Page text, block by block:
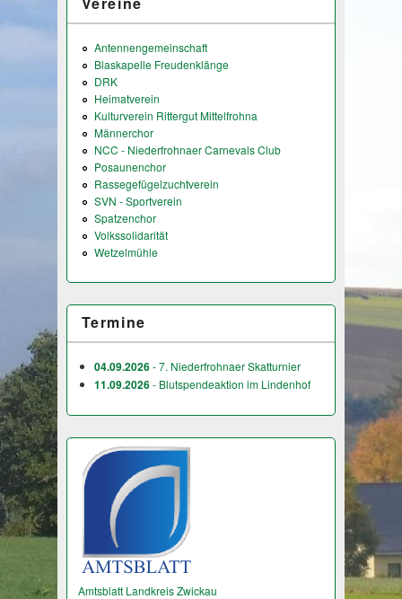
Antennengemeinschaft
Blaskapelle Freudenklänge
DRK
Heimatverein
Kulturverein Rittergut Mittelfrohna
Männerchor
NCC - Niederfrohnaer Carnevals Club
Posaunenchor
Rassegefügelzuchtverein
SVN - Sportverein
Spatzenchor
Volkssolidarität
Wetzelmühle
Termine
04.09.2026- 7. Niederfrohnaer Skatturnier
11.09.2026- Blutspendeaktion im Lindenhof
Amtsblatt Landkreis Zwickau